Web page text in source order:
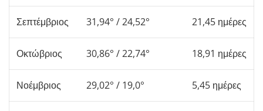
Σεπτέμβριος 31,94° / 24,52° 21,45 ημέρες
Οκτώβριος 30,86° / 22,74° 18,91 ημέρες
Νοέμβριος 29,02° / 19,0° 5,45 ημέρες